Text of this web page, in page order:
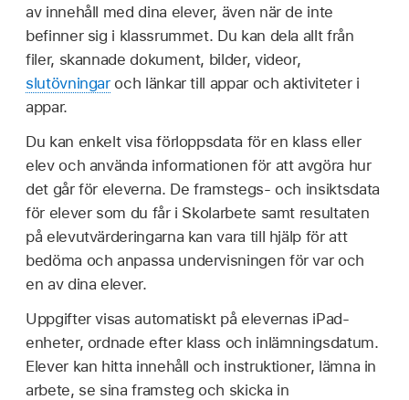
av innehåll med dina elever, även när de inte
befinner sig i klassrummet. Du kan dela allt från
filer, skannade dokument, bilder, videor,
slutövningaroch länkar till appar och aktiviteter i
appar.
Du kan enkelt visa förloppsdata för en klass eller
elev och använda informationen för att avgöra hur
det går för eleverna. De framstegs- och insiktsdata
för elever som du får i Skolarbete samt resultaten
på elevutvärderingarna kan vara till hjälp för att
bedöma och anpassa undervisningen för var och
en av dina elever.
Uppgifter visas automatiskt på elevernas iPad-
enheter, ordnade efter klass och inlämningsdatum.
Elever kan hitta innehåll och instruktioner, lämna in
arbete, se sina framsteg och skicka in